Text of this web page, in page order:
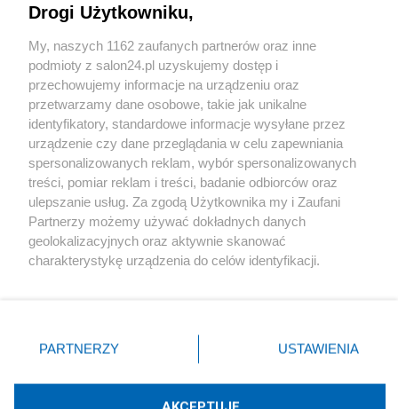
Sport
Społeczeństwo
Kultura
X Facebook Instagram Youtube
Drogi Użytkowniku,
My, naszych 1162 zaufanych partnerów oraz inne
podmioty z salon24.pl uzyskujemy dostęp i
przechowujemy informacje na urządzeniu oraz
przetwarzamy dane osobowe, takie jak unikalne
identyfikatory, standardowe informacje wysyłane przez
urządzenie czy dane przeglądania w celu zapewniania
spersonalizowanych reklam, wybór spersonalizowanych
treści, pomiar reklam i treści, badanie odbiorców oraz
ulepszanie usług. Za zgodą Użytkownika my i Zaufani
Partnerzy możemy używać dokładnych danych
geolokalizacyjnych oraz aktywnie skanować
charakterystykę urządzenia do celów identyfikacji.
zmienić/wycofać klikając przycisk ustawień prywatności
znajdujący się w lewym dolnym rogu strony
rodzaje przetwarzania danych nie wymagają zgody
użytkownika, ale masz prawo sprzeciwić się takiemu
PARTNERZY USTAWIENIA